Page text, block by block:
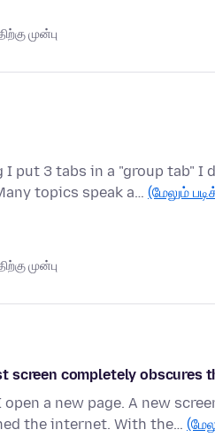
முன்பு
put 3 tabs in a "group tab" I
topics speak a… (மேலும்
முன்பு
screen completely obscures
a new page. A new
the internet. With the…